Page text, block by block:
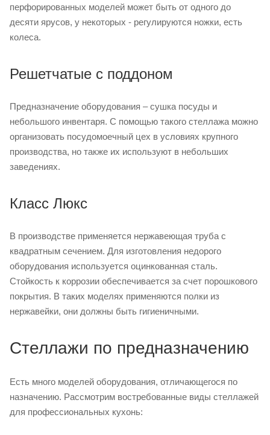
перфорированных моделей может быть от одного до
десяти ярусов, у некоторых - регулируются ножки, есть
колеса.
Решетчатые с поддоном
Предназначение оборудования – сушка посуды и
небольшого инвентаря. С помощью такого стеллажа можно
организовать посудомоечный цех в условиях крупного
производства, но также их используют в небольших
заведениях.
Класс Люкс
В производстве применяется нержавеющая труба с
квадратным сечением. Для изготовления недорого
оборудования используется оцинкованная сталь.
Стойкость к коррозии обеспечивается за счет порошкового
покрытия. В таких моделях применяются полки из
нержавейки, они должны быть гигиеничными.
Стеллажи по предназначению
Есть много моделей оборудования, отличающегося по
назначению. Рассмотрим востребованные виды стеллажей
для профессиональных кухонь: